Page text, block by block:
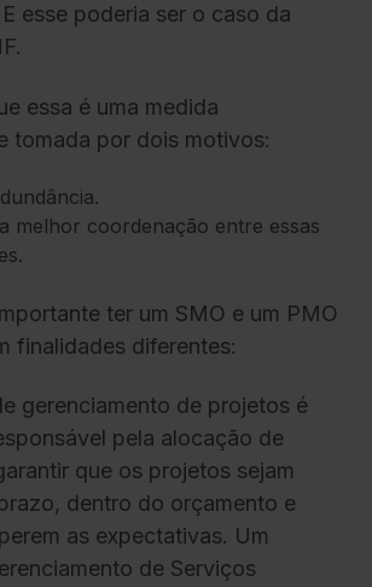
esse poderia ser o caso da
essa é uma medida
tomada por dois motivos:
melhor coordenação entre essas
ter um SMO e um PMO
finalidades diferentes:
gerenciamento de projetos é
pela alocação de
que os projetos sejam
dentro do orçamento e
as expectativas. Um
de Serviços